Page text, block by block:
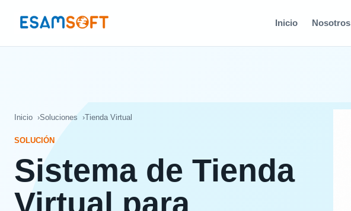
Inicio Nosotros
Inicio Soluciones Tienda Virtual
SOLUCIÓN
Sistema de Tienda
Virtual para